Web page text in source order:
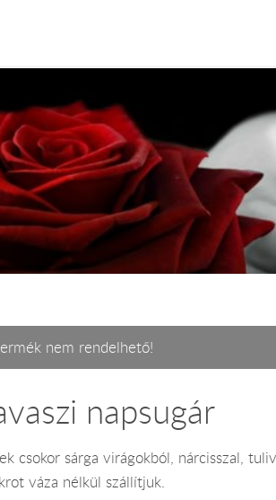
nem rendelhető!
napsugár
csokor sárga virágokból, nárcisszal,
váza nélkül szállítjuk.